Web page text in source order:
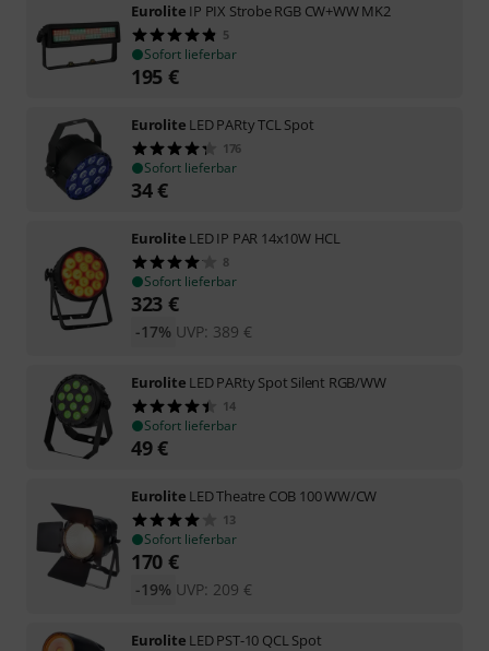
Eurolite IP PIX Strobe RGB CW+WW MK2
5
Sofort lieferbar
195 €
Eurolite LED PARty TCL Spot
176
Sofort lieferbar
34€
Eurolite LED IP PAR 14x10W HCL
8
Sofort lieferbar
323 €
UVP: 389 €
-17%
Eurolite LED PARty Spot Silent RGB/WW
14
Sofort lieferbar
49€
Eurolite LED Theatre COB 100 WW/CW
13
Sofort lieferbar
170 €
UVP: 209 €
-19%
Eurolite LED PST-10 QCL Spot